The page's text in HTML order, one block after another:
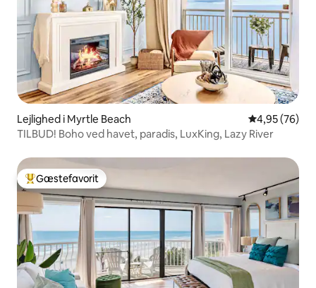
Lejlighed i Myrtle Beach 4,95 ud af 5 i
4,95 (76)
TILBUD! Boho ved havet, paradis, LuxKing, Lazy River
Bedste gæstefavorit
Gæstefavorit